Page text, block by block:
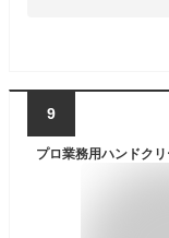
9